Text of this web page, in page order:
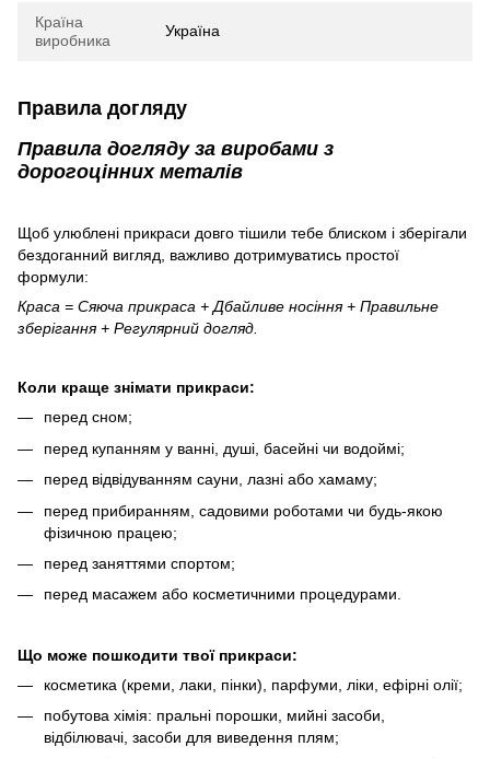
Країна
виробника
Україна
Правила догляду
Правила догляду за виробами з
дорогоцінних металів
Щоб улюблені прикраси довго тішили тебе блиском і зберігали
бездоганний вигляд, важливо дотримуватись простої
формули:
Краса = Сяюча прикраса + Дбайливе носіння + Правильне
зберігання + Регулярний догляд.
Коли краще знімати прикраси:
перед сном;
перед купанням у ванні, душі, басейні чи водоймі;
перед відвідуванням сауни, лазні або хамаму;
перед прибиранням, садовими роботами чи будь-якою
фізичною працею;
перед заняттями спортом;
перед масажем або косметичними процедурами.
Що може пошкодити твої прикраси:
косметика (креми, лаки, пінки), парфуми, ліки, ефірні олії;
побутова хімія: пральні порошки, мийні засоби,
відбілювачі, засоби для виведення плям;